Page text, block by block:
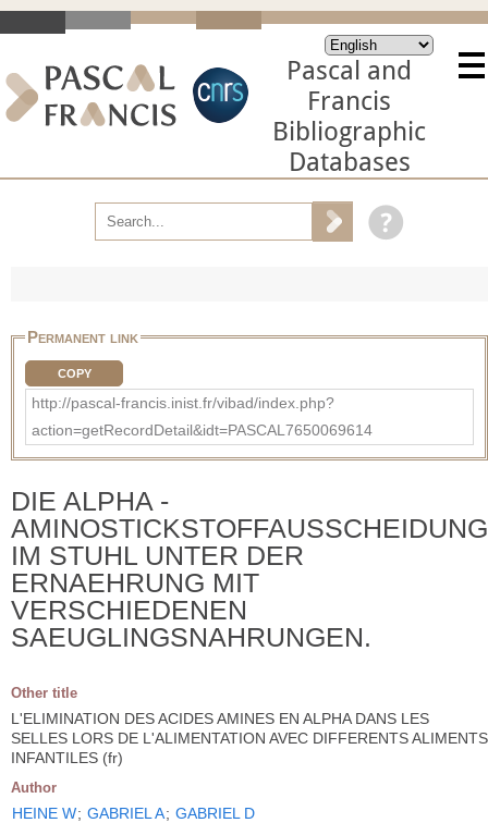
Pascal and
Francis
Bibliographic
Databases
Permanent link
COPY
http://pascal-francis.inist.fr/vibad/index.php?
action=getRecordDetail&idt=PASCAL7650069614
DIE ALPHA -
AMINOSTICKSTOFFAUSSCHEIDUNG
IM STUHL UNTER DER
ERNAEHRUNG MIT
VERSCHIEDENEN
SAEUGLINGSNAHRUNGEN.
Other title
L'ELIMINATION DES ACIDES AMINES EN ALPHA DANS LES
SELLES LORS DE L'ALIMENTATION AVEC DIFFERENTS ALIMENTS
INFANTILES (fr)
Author
HEINE W; GABRIEL A; GABRIEL D